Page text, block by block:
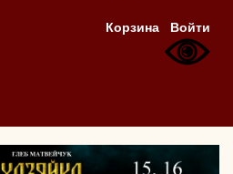
Корзина Войти